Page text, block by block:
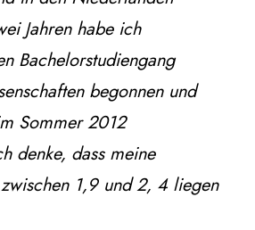
Jahren habe ich
Bachelorstudiengang
begonnen und
Sommer 2012
denke, dass meine
1,9 und 2, 4 liegen